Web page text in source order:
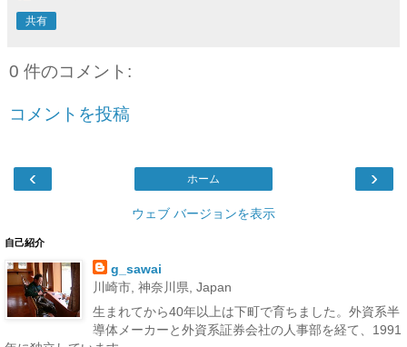
共有
0 件のコメント:
コメントを投稿
‹ ›
ホーム
ウェブ バージョンを表示
自己紹介
g_sawai
川崎市, 神奈川県, Japan
生まれてから40年以上は下町で育ちました。外資系半
導体メーカーと外資系証券会社の人事部を経て、1991